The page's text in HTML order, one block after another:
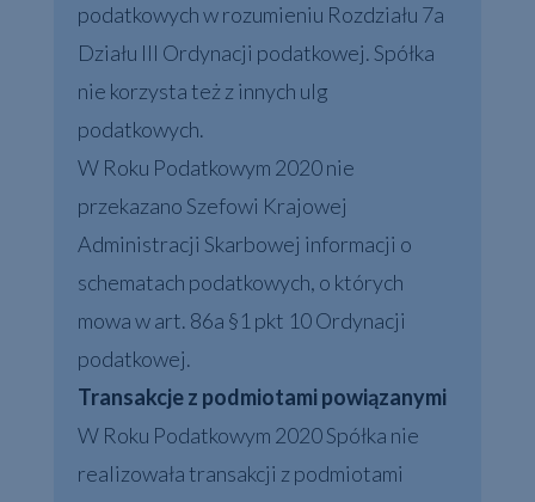
podatkowych w rozumieniu Rozdziału 7a
Działu III Ordynacji podatkowej. Spółka
nie korzysta też z innych ulg
podatkowych.
W Roku Podatkowym 2020 nie
przekazano Szefowi Krajowej
Administracji Skarbowej informacji o
schematach podatkowych, o których
mowa w art. 86a §1 pkt 10 Ordynacji
podatkowej.
Transakcje z podmiotami powiązanymi
W Roku Podatkowym 2020 Spółka nie
realizowała transakcji z podmiotami